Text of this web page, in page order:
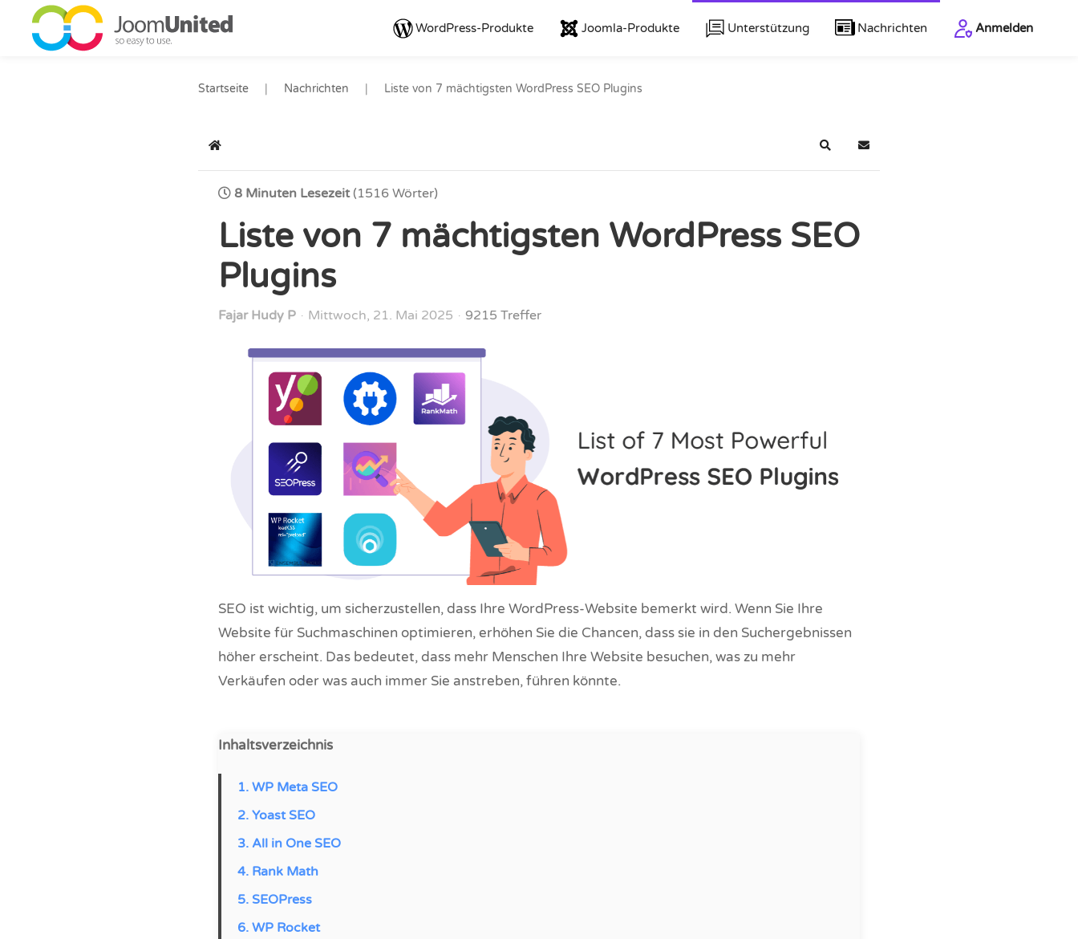
Zum Hauptinhalt springen
WordPress-Produkte Joomla-Produkte Unterstützung Nachrichten Anmelden
Startseite Nachrichten Liste von 7 mächtigsten WordPress SEO Plugins
Startseite Suche Blog abonnieren
8 Minuten Lesezeit (1516 Wörter)
Liste von 7 mächtigsten WordPress SEO
Plugins
Fajar Hudy P Mittwoch, 21. Mai 2025 9215 Treffer
SEO ist wichtig, um sicherzustellen, dass Ihre WordPress-Website bemerkt wird. Wenn Sie Ihre
Website für Suchmaschinen optimieren, erhöhen Sie die Chancen, dass sie in den Suchergebnissen
höher erscheint. Das bedeutet, dass mehr Menschen Ihre Website besuchen, was zu mehr
Verkäufen oder was auch immer Sie anstreben, führen könnte.
Inhaltsverzeichnis
1. WP Meta SEO
2. Yoast SEO
3. All in One SEO
4. Rank Math
5. SEOPress
6. WP Rocket